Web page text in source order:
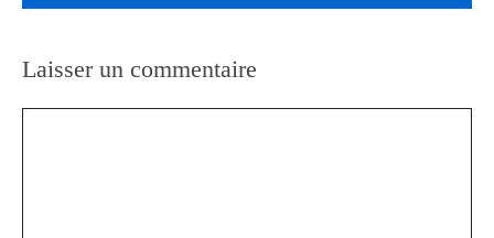
Laisser un commentaire